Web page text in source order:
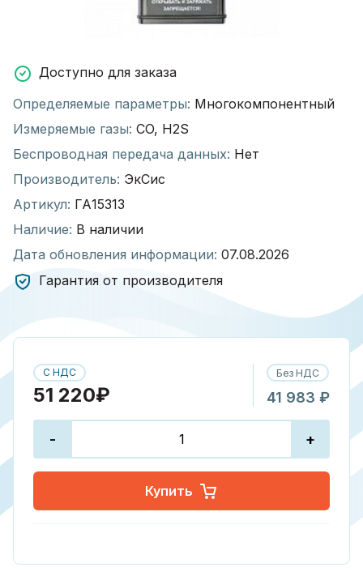
Доступно для заказа
Определяемые параметры: Многокомпонентный
Измеряемые газы: CO, H2S
Беспроводная передача данных: Нет
Производитель: ЭкСис
Артикул: ГА15313
Наличие: В наличии
Дата обновления информации: 07.08.2026
Гарантия от производителя
С НДС
51 220₽
Без НДС
41 983 ₽
- +
Купить